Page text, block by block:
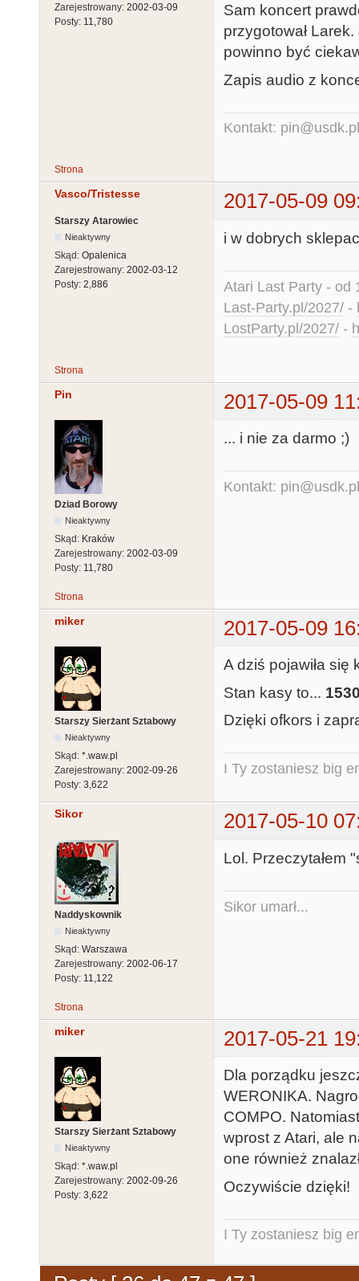
Zarejestrowany: 2002-03-09
Posty: 11,780
Sam koncert
przygotował
powinno być
Zapis audio z
Kontakt: pin@usdk.pl
Strona
Vasco/Tristesse 2017-05-09
Starszy Atarowiec
Nieaktywny
Skąd: Opalenica
Zarejestrowany: 2002-03-12
Posty: 2,886
i w dobrych
Atari Last Party - od
Last-Party.pl/2027/ -
LostParty.pl/2027/ -
Strona
Pin 2017-05-09
Dziad Borowy
Nieaktywny
Skąd: Kraków
Zarejestrowany: 2002-03-09
Posty: 11,780
... i nie za darmo ;)
Kontakt: pin@usdk.pl
Strona
miker 2017-05-09
Starszy Sierżant Sztabowy
Nieaktywny
Skąd: *.waw.pl
Zarejestrowany: 2002-09-26
Posty: 3,622
A dziś pojawiła
Stan kasy to...
Dzięki ofkors i
I Ty zostaniesz big
Sikor 2017-05-10
Naddyskownik
Nieaktywny
Skąd: Warszawa
Zarejestrowany: 2002-06-17
Posty: 11,122
Lol. Przeczytałem
Sikor umarł...
Strona
miker 2017-05-21
Starszy Sierżant Sztabowy
Nieaktywny
Skąd: *.waw.pl
Zarejestrowany: 2002-09-26
Posty: 3,622
Dla porządku
WERONIKA.
COMPO.
wprost z Atari, ale
one również
Oczywiście dzięki!
I Ty zostaniesz big